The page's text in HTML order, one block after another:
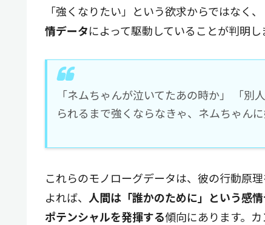
「強くなりたい」という欲求からではなく、
情データによって駆動していることが判明し
「ネムちゃんが泣いてたあの時か」 「
られるまで強くならなきゃ、ネムちゃん
これらのモノローグデータは、彼の行動原
よれば、 人間は「誰かのために」という感
ポテンシャルを発揮する傾向にあります。